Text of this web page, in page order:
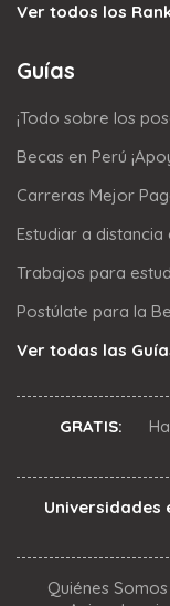
Ver todos los
Guías
¡Todo sobre los
Becas en Perú
Carreras Mejor
Estudiar a
Trabajos para
Postúlate para la
Ver todas las
GRATIS:
Universidades
Quiénes Somos